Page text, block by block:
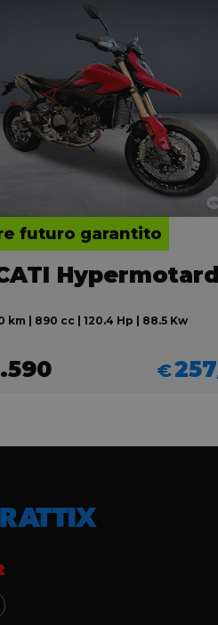
futuro garantito
km | 890 cc | 120.4 Hp | 88.5 Kw
€257